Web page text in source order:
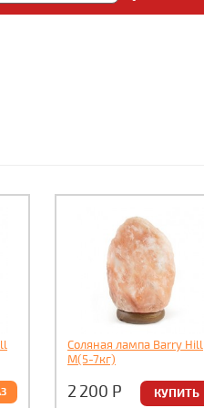
магазин
Соляная лампа Barry Hill
M(5-7кг)
2 200 Р